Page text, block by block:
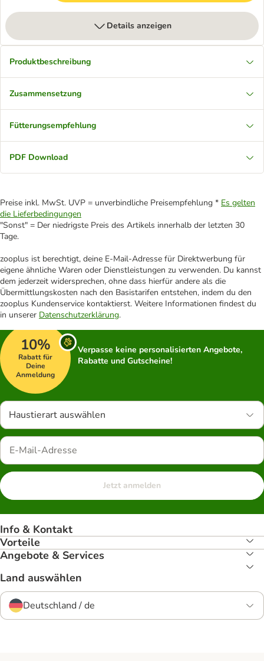
Details anzeigen
Produktbeschreibung
Zusammensetzung
Fütterungsempfehlung
PDF Download
Preise inkl. MwSt. UVP = unverbindliche Preisempfehlung * Es gelten
die Lieferbedingungen
"Sonst" = Der niedrigste Preis des Artikels innerhalb der letzten 30
Tage.
zooplus ist berechtigt, deine E-Mail-Adresse für Direktwerbung für
eigene ähnliche Waren oder Dienstleistungen zu verwenden. Du kannst
dem jederzeit widersprechen, ohne dass hierfür andere als die
Übermittlungskosten nach den Basistarifen entstehen, indem du den
zooplus Kundenservice kontaktierst. Weitere Informationen findest du
in unserer Datenschutzerklärung.
10%
Rabatt für
Deine
Anmeldung
Verpasse keine personalisierten Angebote,
Rabatte und Gutscheine!
Haustierart auswählen
Jetzt anmelden
Info & Kontakt
Vorteile
Angebote & Services
Land auswählen
Deutschland / de